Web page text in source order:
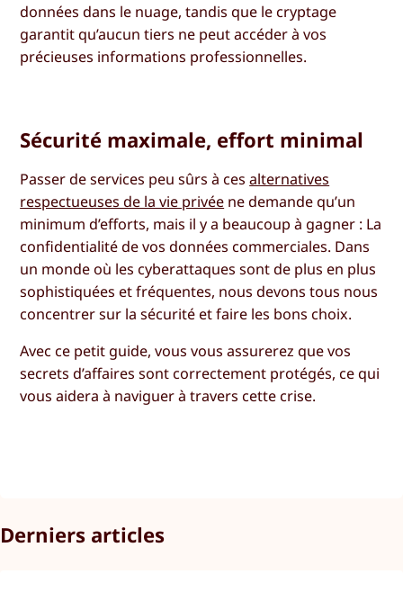
données dans le nuage, tandis que le cryptage
garantit qu’aucun tiers ne peut accéder à vos
précieuses informations professionnelles.
Sécurité maximale, effort minimal
Passer de services peu sûrs à cesalternatives
respectueuses de la vie privée ne demande qu’un
minimum d’efforts, mais il y a beaucoup à gagner : La
confidentialité de vos données commerciales. Dans
un monde où les cyberattaques sont de plus en plus
sophistiquées et fréquentes, nous devons tous nous
concentrer sur la sécurité et faire les bons choix.
Avec ce petit guide, vous vous assurerez que vos
secrets d’affaires sont correctement protégés, ce qui
vous aidera à naviguer à travers cette crise.
Derniers articles